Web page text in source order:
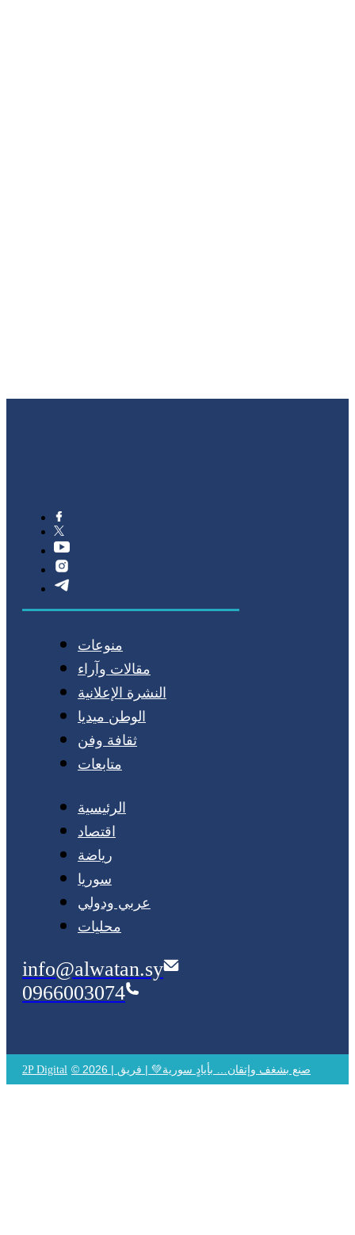
منوعات
مقالات وآراء
النشرة الإعلانية
الوطن ميديا
ثقافة وفن
متابعات
الرئيسية
اقتصاد
رياضة
سوريا
عربي ودولي
محليات
info@alwatan.sy
0966003074
2P Digital © 2026 | صنع بشغف وإتقان… بأيادٍ سورية💚 | فريق